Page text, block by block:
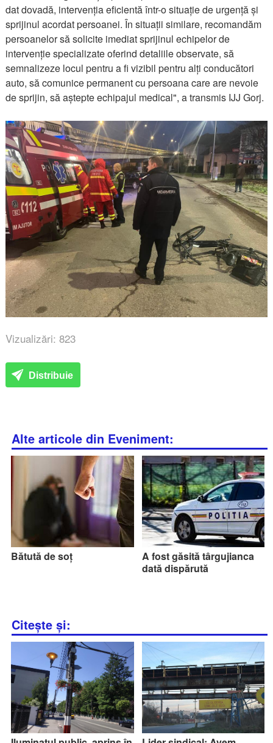
dat dovadă, intervenția eficientă într-o situație de urgență și
sprijinul acordat persoanei. În situații similare, recomandăm
persoanelor să solicite imediat sprijinul echipelor de
intervenție specializate oferind detaliile observate, să
semnalizeze locul pentru a fi vizibil pentru alți conducători
auto, să comunice permanent cu persoana care are nevoie
de sprijin, să aștepte echipajul medical", a transmis IJJ Gorj.
Vizualizări: 823
Distribuie
Alte articole din Eveniment:
Bătută de soț
A fost găsită târgujianca
dată dispărută
Citește și: